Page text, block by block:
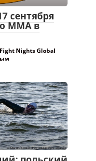
сентября
ММА в
Nights Global